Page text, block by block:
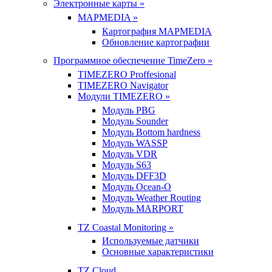
Электронные карты »
MAPMEDIA »
Картография MAPMEDIA
Обновление картографии
Программное обеспечение TimeZero »
TIMEZERO Proffesional
TIMEZERO Navigator
Модули TIMEZERO »
Модуль PBG
Модуль Sounder
Модуль Bottom hardness
Модуль WASSP
Модуль VDR
Модуль S63
Модуль DFF3D
Модуль Ocean-O
Модуль Weather Routing
Модуль MARPORT
TZ Coastal Monitoring »
Используемые датчики
Основные характеристики